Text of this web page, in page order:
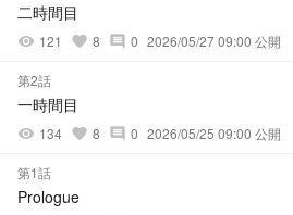
二時間目
visibility 121 favorite 8 comment 0 2026/05/27 09:00 公開
第2話
一時間目
visibility 134 favorite 8 comment 0 2026/05/25 09:00 公開
第1話
Prologue